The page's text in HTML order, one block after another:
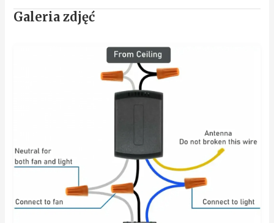
Galeria zdjęć